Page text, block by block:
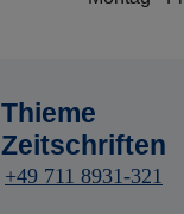
Thieme
Zeitschriften
+49 711 8931-321